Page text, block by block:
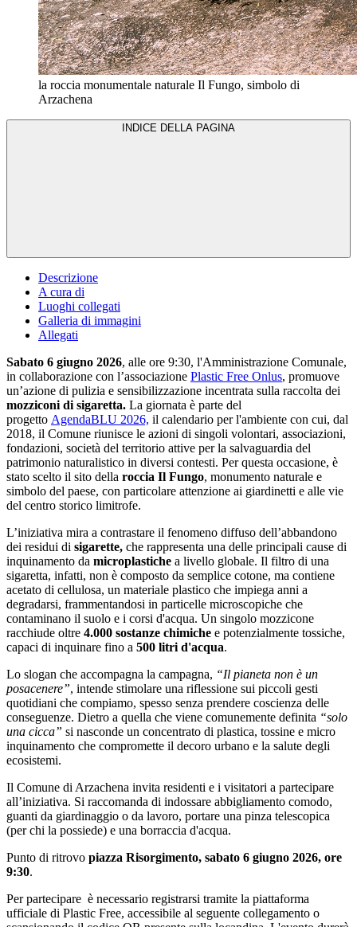
la roccia monumentale naturale Il Fungo, simbolo di
Arzachena
Descrizione
A cura di
Luoghi collegati
Galleria di immagini
Allegati
Sabato 6 giugno 2026, alle ore 9:30, l'Amministrazione Comunale,
in collaborazione con l’associazione Plastic Free Onlus, promuove
un’azione di pulizia e sensibilizzazione incentrata sulla raccolta dei
mozziconi di sigaretta. La giornata è parte del
progetto AgendaBLU 2026, il calendario per l'ambiente con cui, dal
2018, il Comune riunisce le azioni di singoli volontari, associazioni,
fondazioni, società del territorio attive per la salvaguardia del
patrimonio naturalistico in diversi contesti. Per questa occasione, è
stato scelto il sito della roccia Il Fungo, monumento naturale e
simbolo del paese, con particolare attenzione ai giardinetti e alle vie
del centro storico limitrofe.
L’iniziativa mira a contrastare il fenomeno diffuso dell’abbandono
dei residui di sigarette, che rappresenta una delle principali cause di
inquinamento da microplastiche a livello globale. Il filtro di una
sigaretta, infatti, non è composto da semplice cotone, ma contiene
acetato di cellulosa, un materiale plastico che impiega anni a
degradarsi, frammentandosi in particelle microscopiche che
contaminano il suolo e i corsi d'acqua. Un singolo mozzicone
racchiude oltre 4.000 sostanze chimiche e potenzialmente tossiche,
capaci di inquinare fino a 500 litri d'acqua.
Lo slogan che accompagna la campagna, “Il pianeta non è un
posacenere”, intende stimolare una riflessione sui piccoli gesti
quotidiani che compiamo, spesso senza prendere coscienza delle
conseguenze. Dietro a quella che viene comunemente definita “solo
una cicca” si nasconde un concentrato di plastica, tossine e micro
inquinamento che compromette il decoro urbano e la salute degli
ecosistemi.
Il Comune di Arzachena invita residenti e i visitatori a partecipare
all’iniziativa. Si raccomanda di indossare abbigliamento comodo,
guanti da giardinaggio o da lavoro, portare una pinza telescopica
(per chi la possiede) e una borraccia d'acqua.
Punto di ritrovo piazza Risorgimento, sabato 6 giugno 2026, ore
9:30.
Per partecipare è necessario registrarsi tramite la piattaforma
ufficiale di Plastic Free, accessibile al seguente collegamento o